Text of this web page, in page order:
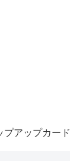
プアップカード